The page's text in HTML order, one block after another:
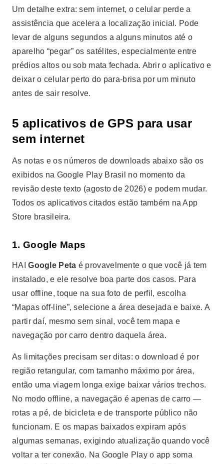
Um detalhe extra: sem internet, o celular perde a
assistência que acelera a localização inicial. Pode
levar de alguns segundos a alguns minutos até o
aparelho “pegar” os satélites, especialmente entre
prédios altos ou sob mata fechada. Abrir o aplicativo e
deixar o celular perto do para-brisa por um minuto
antes de sair resolve.
5 aplicativos de GPS para usar
sem internet
As notas e os números de downloads abaixo são os
exibidos na Google Play Brasil no momento da
revisão deste texto (agosto de 2026) e podem mudar.
Todos os aplicativos citados estão também na App
Store brasileira.
1. Google Maps
HAIGoogle Peta é provavelmente o que você já tem
instalado, e ele resolve boa parte dos casos. Para
usar offline, toque na sua foto de perfil, escolha
“Mapas off-line”, selecione a área desejada e baixe. A
partir daí, mesmo sem sinal, você tem mapa e
navegação por carro dentro daquela área.
As limitações precisam ser ditas: o download é por
região retangular, com tamanho máximo por área,
então uma viagem longa exige baixar vários trechos.
No modo offline, a navegação é apenas de carro —
rotas a pé, de bicicleta e de transporte público não
funcionam. E os mapas baixados expiram após
algumas semanas, exigindo atualização quando você
voltar a ter conexão. Na Google Play o app soma